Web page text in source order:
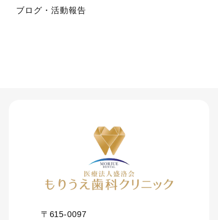
ブログ・活動報告
〒615-0097